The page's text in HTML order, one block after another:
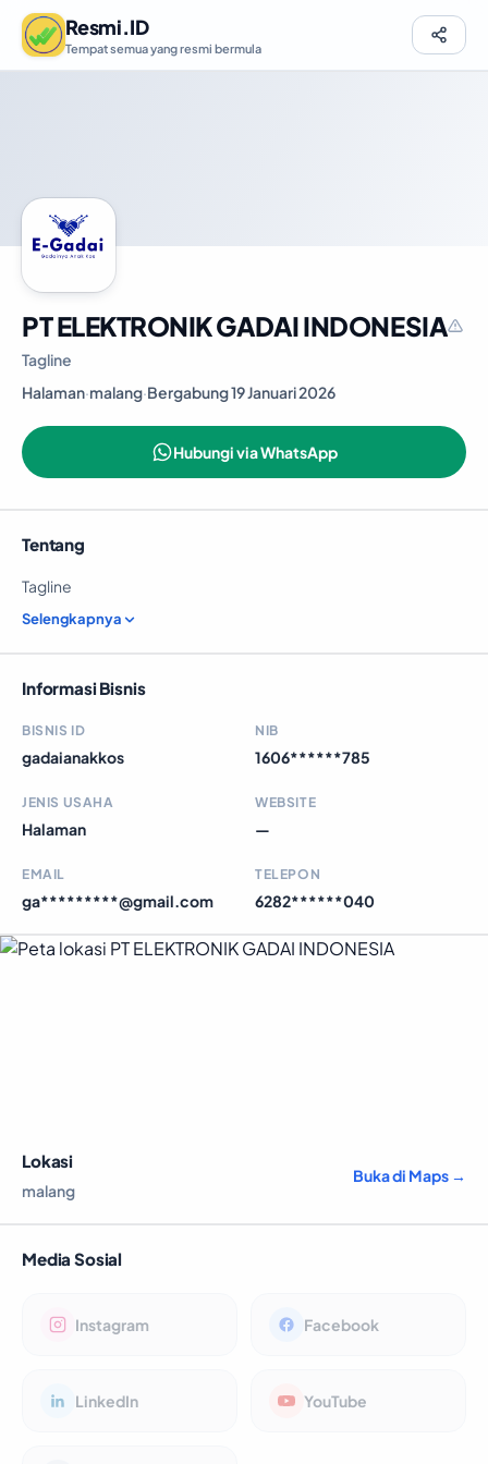
Resmi.ID
Tempat semua yang resmi bermula
PT ELEKTRONIK GADAI INDONESIA
Tagline
Halaman·malang·Bergabung 19 Januari 2026
Hubungi via WhatsApp
Tentang
Tagline
Selengkapnya
Informasi Bisnis
BISNIS ID
gadaianakkos
NIB
1606******785
JENIS USAHA
Halaman
WEBSITE
—
EMAIL
ga*********@gmail.com
TELEPON
6282******040
Lokasi
malang
Buka di Maps →
Media Sosial
Instagram Facebook
LinkedIn YouTube